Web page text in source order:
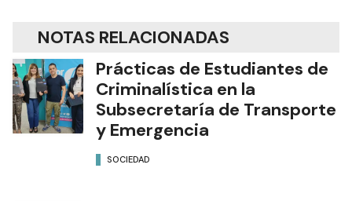
NOTAS RELACIONADAS
Prácticas de Estudiantes de
Criminalística en la
Subsecretaría de Transporte
y Emergencia
SOCIEDAD